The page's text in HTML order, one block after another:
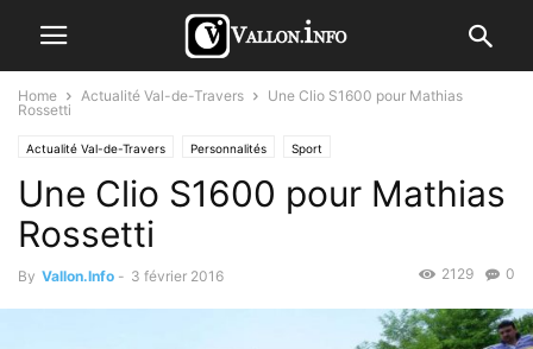
Home Actualité Val-de-Travers
Une Clio S1600 pour Mathias
Rossetti
Actualité Val-de-Travers Personnalités Sport
Une Clio S1600 pour Mathias
Rossetti
By Vallon.Info - 3 février 2016 0
2129